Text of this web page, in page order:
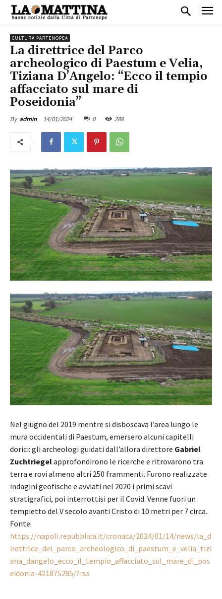
CULTURA PARTENOPEA
La direttrice del Parco
archeologico di Paestum e Velia,
Tiziana D’Angelo: “Ecco il tempio
affacciato sul mare di
Poseidonia”
By admin 14/01/2024 0 288
Nel giugno del 2019 mentre si disboscava l’area lungo le
mura occidentali di Paestum, emersero alcuni capitelli
dorici: gli archeologi guidati dall’allora direttore Gabriel
Zuchtriegelapprofondirono le ricerche e ritrovarono tra
terra e rovi almeno altri 250 frammenti. Furono realizzate
indagini geofische e avviati nel 2020 i primi scavi
stratigrafici, poi interrottisi per il Covid. Venne fuori un
tempietto del V secolo avanti Cristo di 10 metri per 7 circa.
Fonte:
https://napoli.repubblica.it/cronaca/2024/01/14/news/la_d
irettrice_del_parco_archeologico_di_paestum_e_velia_tizi
ana_dangelo_ecco_il_tempio_affacciato_sul_mare_di_pos
eidonia-421875285/?rss